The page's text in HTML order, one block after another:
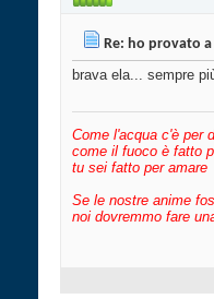
Re: ho provato
brava ela... sempre
Come l'acqua c'è per
come il fuoco è fatto
tu sei fatto per amare
Se le nostre anime
noi dovremmo fare